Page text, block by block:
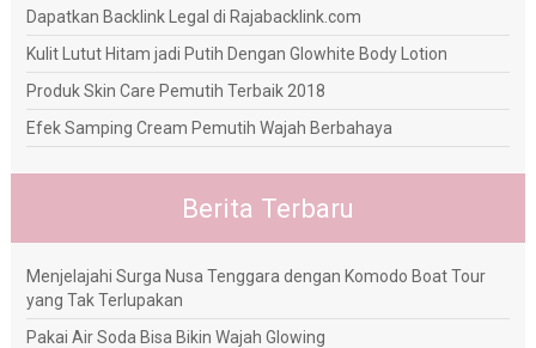
Dapatkan Backlink Legal di Rajabacklink.com
Kulit Lutut Hitam jadi Putih Dengan Glowhite Body Lotion
Produk Skin Care Pemutih Terbaik 2018
Efek Samping Cream Pemutih Wajah Berbahaya
Berita Terbaru
Menjelajahi Surga Nusa Tenggara dengan Komodo Boat Tour
yang Tak Terlupakan
Pakai Air Soda Bisa Bikin Wajah Glowing